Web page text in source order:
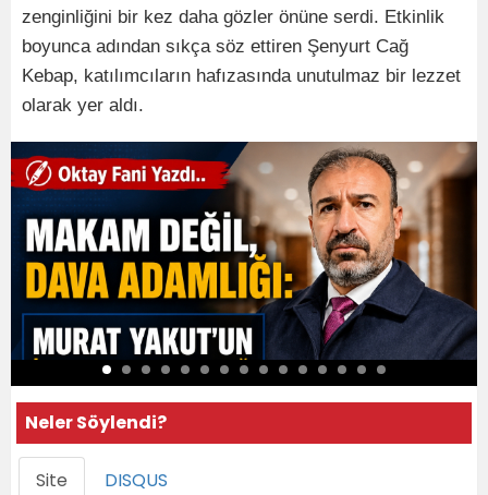
zenginliğini bir kez daha gözler önüne serdi. Etkinlik
boyunca adından sıkça söz ettiren Şenyurt Cağ
Kebap, katılımcıların hafızasında unutulmaz bir lezzet
olarak yer aldı.
Neler Söylendi?
Site DISQUS